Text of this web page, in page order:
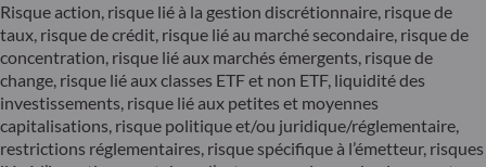
Risque action, risque lié à la gestion discrétionnaire, risque de
taux, risque de crédit, risque lié au marché secondaire, risque de
concentration, risque lié aux marchés émergents, risque de
change, risque lié aux classes ETF et non ETF, liquidité des
investissements, risque lié aux petites et moyennes
capitalisations, risque politique et/ou juridique/réglementaire,
restrictions réglementaires, risque spécifique à l’émetteur, risques